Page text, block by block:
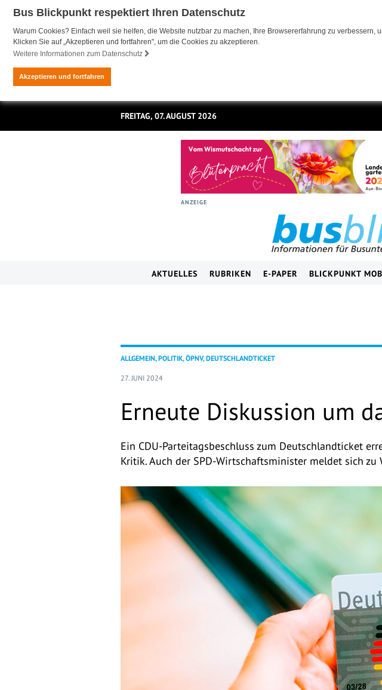
Bus Blickpunkt respektiert Ihren Datenschutz
Warum Cookies? Einfach weil sie helfen, die Website nutzbar zu machen, Ihre Browsererfahrung zu
Klicken Sie auf „Akzeptieren und fortfahren", um die Cookies zu akzeptieren.
Weitere Informationen zum Datenschutz
Akzeptieren und fortfahren
FREITAG, 07. AUGUST 2026
ANZEIGE
AKTUELLES RUBRIKEN E-PAPER BLICKPUNKT
ALLGEMEIN, POLITIK, ÖPNV, DEUTSCHLANDTICKET
27. JUNI 2024
Erneute Diskussion um
Ein CDU-Parteitagsbeschluss zum Deutschlandticket
Kritik. Auch der SPD-Wirtschaftsminister meldet sich zu